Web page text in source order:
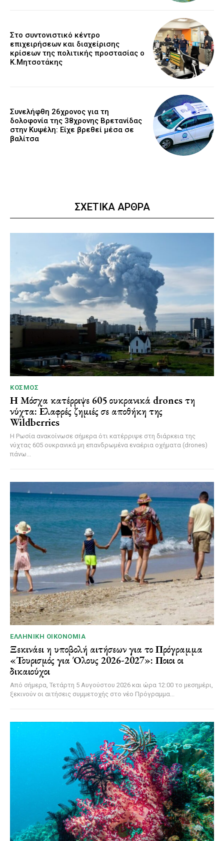
Στο συντονιστικό κέντρο
επιχειρήσεων και διαχείρισης
κρίσεων της πολιτικής προστασίας ο
Κ.Μητσοτάκης
Συνελήφθη 26χρονος για τη
δολοφονία της 38χρονης Βρετανίδας
στην Κυψέλη: Είχε βρεθεί μέσα σε
βαλίτσα
ΣΧΕΤΙΚΑ ΑΡΘΡΑ
ΚΌΣΜΟΣ
Η Μόσχα κατέρριψε 605 ουκρανικά drones τη
νύχτα: Ελαφρές ζημιές σε αποθήκη της
Wildberries
Η Ρωσία ανακοίνωσε σήμερα ότι κατέρριψε στη διάρκεια της
νύχτας 605 ουκρανικά μη επανδρωμένα εναέρια οχήματα (drones)
πάνω...
ΕΛΛΗΝΙΚΉ ΟΙΚΟΝΟΜΊΑ
Ξεκινάει η υποβολή αιτήσεων για το Πρόγραμμα
«Τουρισμός για Όλους 2026-2027»: Ποιοι οι
δικαιούχοι
Από σήμερα, Τετάρτη 5 Αυγούστου 2026 και ώρα 12:00 το μεσημέρι,
ξεκινούν οι αιτήσεις συμμετοχής στο νέο Πρόγραμμα...